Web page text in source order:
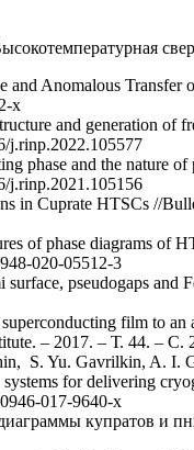
Anomalous
x
and generation of
j.rinp.2022.105577
phase and the nature
j.rinp.2021.105156
in Cuprate HTSCs //
of phase diagrams of
020-05512-3
pseudogaps
film to
– 2017. – Т. 44. –
S. Yu. Gavrilkin, A. I.
for delivering
017-9640-x
купратов и